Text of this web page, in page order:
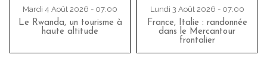
Mardi 4 Août 2026 - 07:00
Le Rwanda, un tourisme à
haute altitude
Lundi 3 Août 2026 - 07:00
France, Italie : randonnée
dans le Mercantour
frontalier